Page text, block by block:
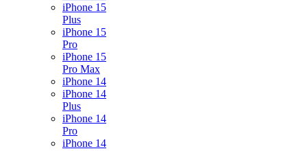
iPhone 15
Plus
iPhone 15
Pro
iPhone 15
Pro Max
iPhone 14
iPhone 14
Plus
iPhone 14
Pro
iPhone 14